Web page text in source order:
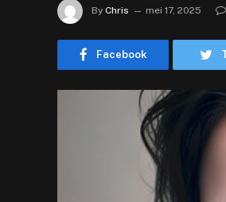
By Chris mei 17, 2025
Facebook